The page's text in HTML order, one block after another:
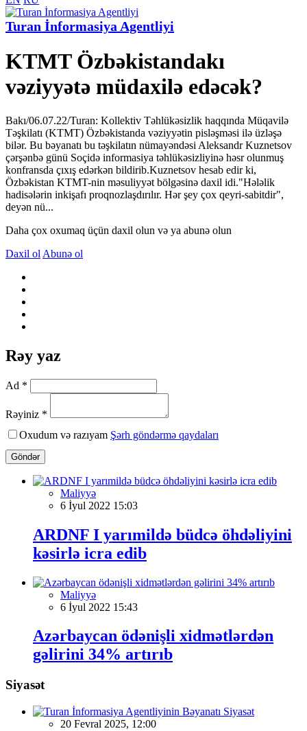
Turan İnformasiya Agentliyi
KTMT Özbəkistandakı
vəziyyətə müdaxilə edəcək?
Bakı/06.07.22/Turan: Kollektiv Təhlükəsizlik haqqında Müqavilə
Təşkilatı (KTMT) Özbəkistanda vəziyyətin pisləşməsi ilə üzləşə
bilər. Bu bəyanatı bu təşkilatın nümayəndəsi Aleksandr Kuznetsov
çərşənbə günü Soçidə informasiya təhlükəsizliyinə həsr olunmuş
konfransda çıxış edərkən bildirib.Kuznetsov hesab edir ki,
Özbəkistan KTMT-nin məsuliyyət bölgəsinə daxil idi."Hələlik
hadisələrin inkişafı proqnozlaşdırılır. Hər şey çox qeyri-sabitdir",
deyən nü...
Daha çox oxumaq üçün daxil olun və ya abunə olun
Daxil ol Abunə ol
Rəy yaz
Ad *
Rəyiniz *
Oxudum və razıyam Şərh göndərmə qaydaları
Göndər
Maliyyə
6 İyul 2022 15:03
ARDNF I yarımildə büdcə öhdəliyini
kəsirlə icra edib
Maliyyə
6 İyul 2022 15:43
Azərbaycan ödənişli xidmətlərdən
gəlirini 34% artırıb
Siyasət
Siyasət
20 Fevral 2025, 12:00